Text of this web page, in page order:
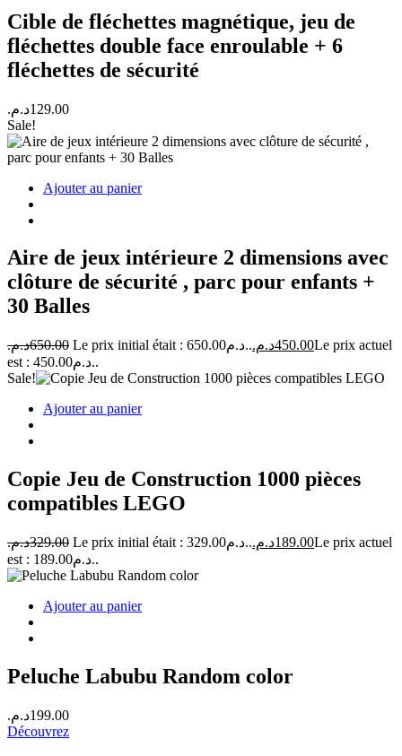
Cible de fléchettes magnétique, jeu de
fléchettes double face enroulable + 6
fléchettes de sécurité
129.00د.م.
Sale!
Ajouter au panier
Aire de jeux intérieure 2 dimensions avec
clôture de sécurité , parc pour enfants +
30 Balles
650.00د.م. Le prix initial était : 650.00د.م.. 450.00د.م.
Le prix actuel
est : 450.00د.م..
Sale!
Ajouter au panier
Copie Jeu de Construction 1000 pièces
compatibles LEGO
329.00د.م. Le prix initial était : 329.00د.م.. 189.00د.م.
Le prix actuel
est : 189.00د.م..
Ajouter au panier
Peluche Labubu Random color
199.00د.م.
Découvrez